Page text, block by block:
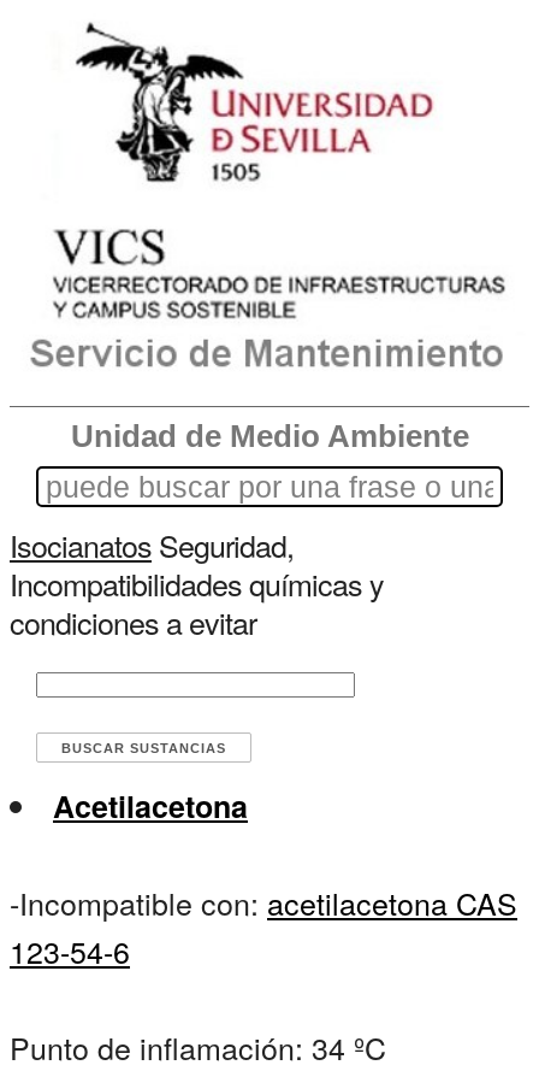
Unidad de Medio Ambiente
IsocianatosSeguridad,
Incompatibilidades químicas y
condiciones a evitar
Acetilacetona
-Incompatible con: acetilacetona CAS
123-54-6
Punto de inflamación: 34 ºC